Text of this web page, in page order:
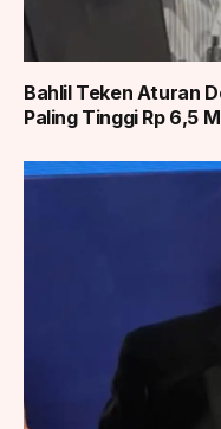
Bahlil Teken Aturan
Paling Tinggi Rp 6,5